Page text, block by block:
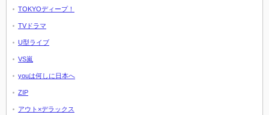
TOKYOディープ！
TVドラマ
U型ライブ
VS嵐
youは何しに日本へ
ZIP
アウト×デラックス